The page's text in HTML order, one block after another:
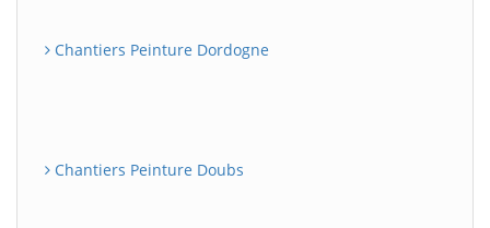
Chantiers Peinture Dordogne
Chantiers Peinture Doubs